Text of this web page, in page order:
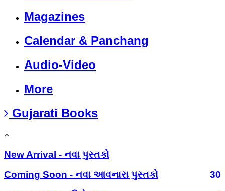
Magazines
Calendar & Panchang
Audio-Video
More
Gujarati Books
New Arrival - નવા પુસ્તકો
Coming Soon - નવા આવનારા પુસ્તકો
30